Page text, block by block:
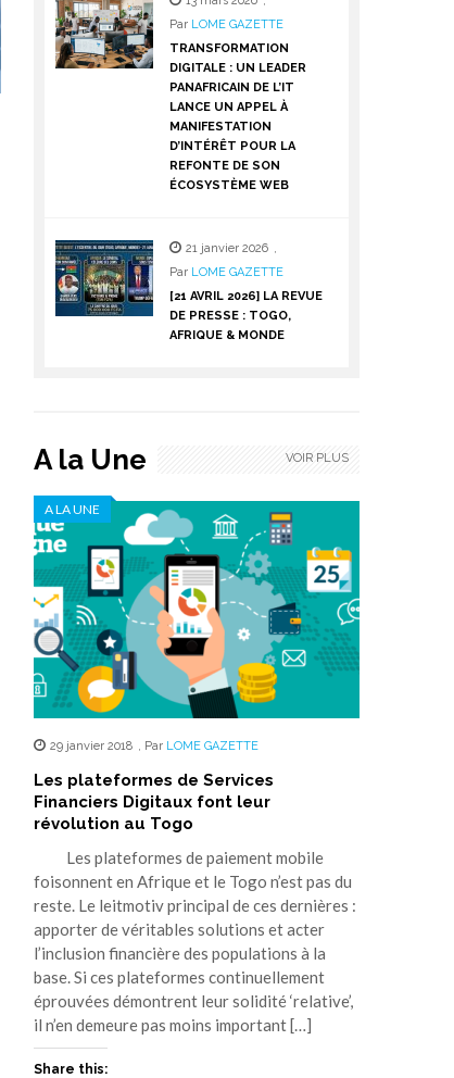
Par LOME GAZETTE
TRANSFORMATION
DIGITALE : UN LEADER
PANAFRICAIN DE L’IT
LANCE UN APPEL À
MANIFESTATION
D’INTÉRÊT POUR LA
REFONTE DE SON
ÉCOSYSTÈME WEB
21 janvier 2026 ,
Par LOME GAZETTE
[21 AVRIL 2026] LA REVUE
DE PRESSE : TOGO,
AFRIQUE & MONDE
A la Une
A LA UNE
29 janvier 2018 , Par LOME GAZETTE
Les plateformes de Services
Financiers Digitaux font leur
révolution au Togo
Les plateformes de paiement mobile
foisonnent en Afrique et le Togo n’est pas du
reste. Le leitmotiv principal de ces dernières :
apporter de véritables solutions et acter
l’inclusion financière des populations à la
base. Si ces plateformes continuellement
éprouvées démontrent leur solidité ‘relative’,
il n’en demeure pas moins important […]
Share this:
VOIR PLUS